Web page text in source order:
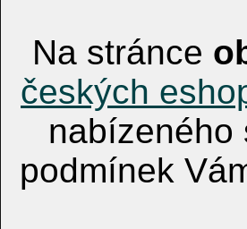
Na stránce
českých
nabízeného
podmínek